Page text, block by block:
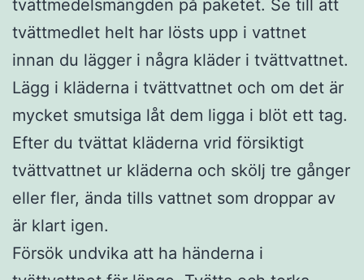
tvättmedelsmängden på paketet. Se till att
tvättmedlet helt har lösts upp i vattnet
innan du lägger i några kläder i tvättvattnet.
Lägg i kläderna i tvättvattnet och om det är
mycket smutsiga låt dem ligga i blöt ett tag.
Efter du tvättat kläderna vrid försiktigt
tvättvattnet ur kläderna och skölj tre gånger
eller fler, ända tills vattnet som droppar av
är klart igen.
Försök undvika att ha händerna i